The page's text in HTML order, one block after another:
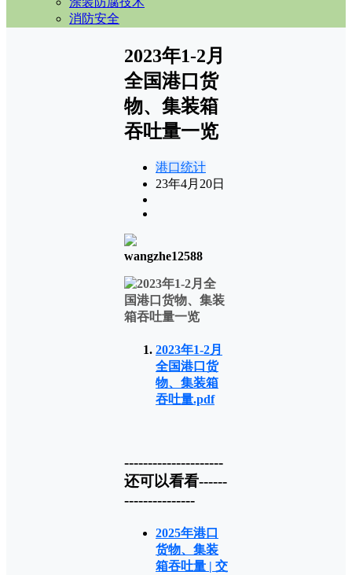
消防安全
2023年1-2月
全国港口货
物、集装箱
吞吐量一览
港口统计
23年4月20日
wangzhe12588
2023年1-2月
全国港口货
物、集装箱
吞吐量.pdf
---------------------
还可以看看------
---------------
2025年港口
货物、集装
箱吞吐量 | 交